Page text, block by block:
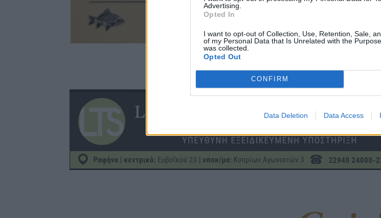
Advertising.
Opted In
I want to opt-out of Collection, Use, Retention, Sale,
of my Personal Data that Is Unrelated with the
was collected.
Opted Out
CONFIRM
Data Deletion Data Access